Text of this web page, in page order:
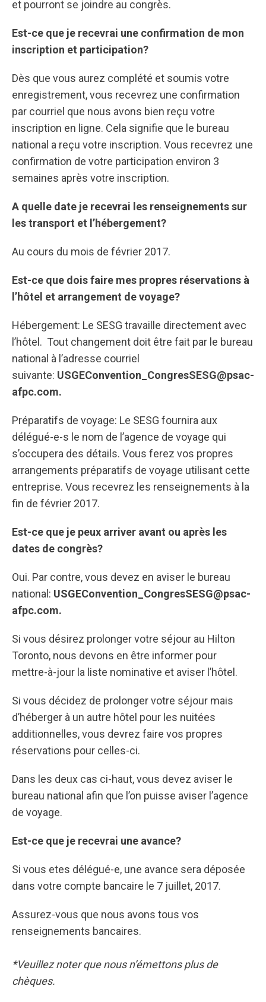
et pourront se joindre au congrès.
Est-ce que je recevrai une confirmation de mon
inscription et participation?
Dès que vous aurez complété et soumis votre
enregistrement, vous recevrez une confirmation
par courriel que nous avons bien reçu votre
inscription en ligne. Cela signifie que le bureau
national a reçu votre inscription. Vous recevrez une
confirmation de votre participation environ 3
semaines après votre inscription.
A quelle date je recevrai les renseignements sur
les transport et l’hébergement?
Au cours du mois de février 2017.
Est-ce que dois faire mes propres réservations à
l’hôtel et arrangement de voyage?
Hébergement: Le SESG travaille directement avec
l’hôtel. Tout changement doit être fait par le bureau
national à l’adresse courriel
suivante: USGEConvention_CongresSESG@psac-
afpc.com.
Préparatifs de voyage: Le SESG fournira aux
délégué-e-s le nom de l’agence de voyage qui
s’occupera des détails. Vous ferez vos propres
arrangements préparatifs de voyage utilisant cette
entreprise. Vous recevrez les renseignements à la
fin de février 2017.
Est-ce que je peux arriver avant ou après les
dates de congrès?
Oui. Par contre, vous devez en aviser le bureau
national: USGEConvention_CongresSESG@psac-
afpc.com.
Si vous désirez prolonger votre séjour au Hilton
Toronto, nous devons en être informer pour
mettre-à-jour la liste nominative et aviser l’hôtel.
Si vous décidez de prolonger votre séjour mais
d’héberger à un autre hôtel pour les nuitées
additionnelles, vous devrez faire vos propres
réservations pour celles-ci.
Dans les deux cas ci-haut, vous devez aviser le
bureau national afin que l’on puisse aviser l’agence
de voyage.
Est-ce que je recevrai une avance?
Si vous etes délégué-e, une avance sera déposée
dans votre compte bancaire le 7 juillet, 2017.
Assurez-vous que nous avons tous vos
renseignements bancaires.
*Veuillez noter que nous n’émettons plus de
chèques.